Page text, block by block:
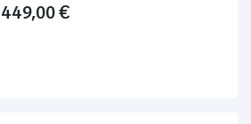
449,00 €